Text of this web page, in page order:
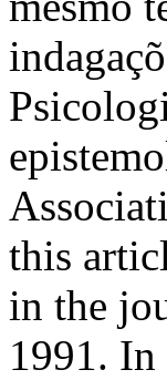
this
in the
1991. In